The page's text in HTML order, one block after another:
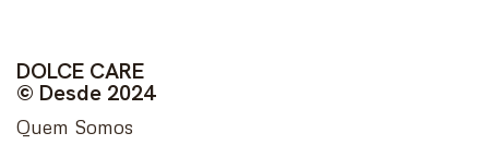
DOLCE CARE
© Desde 2024
Quem Somos